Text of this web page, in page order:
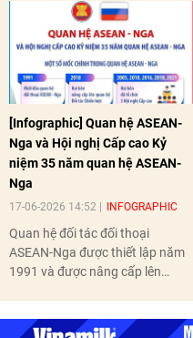
[Infographic] Quan hệ ASEAN-
Nga và Hội nghị Cấp cao Kỷ
niệm 35 năm quan hệ ASEAN-
Nga
17-06-2026 14:52 INFOGRAPHIC
Quan hệ đối tác đối thoại
ASEAN-Nga được thiết lập năm
1991 và được nâng cấp lên
nghị Cấp cao vào các năm 2005,